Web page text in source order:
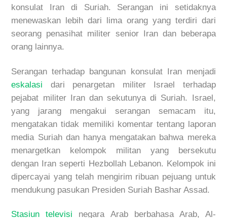
konsulat Iran di Suriah. Serangan ini setidaknya
menewaskan lebih dari lima orang yang terdiri dari
seorang penasihat militer senior Iran dan beberapa
orang lainnya.
Serangan terhadap bangunan konsulat Iran menjadi
eskalasi dari penargetan militer Israel terhadap
pejabat militer Iran dan sekutunya di Suriah. Israel,
yang jarang mengakui serangan semacam itu,
mengatakan tidak memiliki komentar tentang laporan
media Suriah dan hanya mengatakan bahwa mereka
menargetkan kelompok militan yang bersekutu
dengan Iran seperti Hezbollah Lebanon. Kelompok ini
dipercayai yang telah mengirim ribuan pejuang untuk
mendukung pasukan Presiden Suriah Bashar Assad.
Stasiun televisi negara Arab berbahasa Arab, Al-